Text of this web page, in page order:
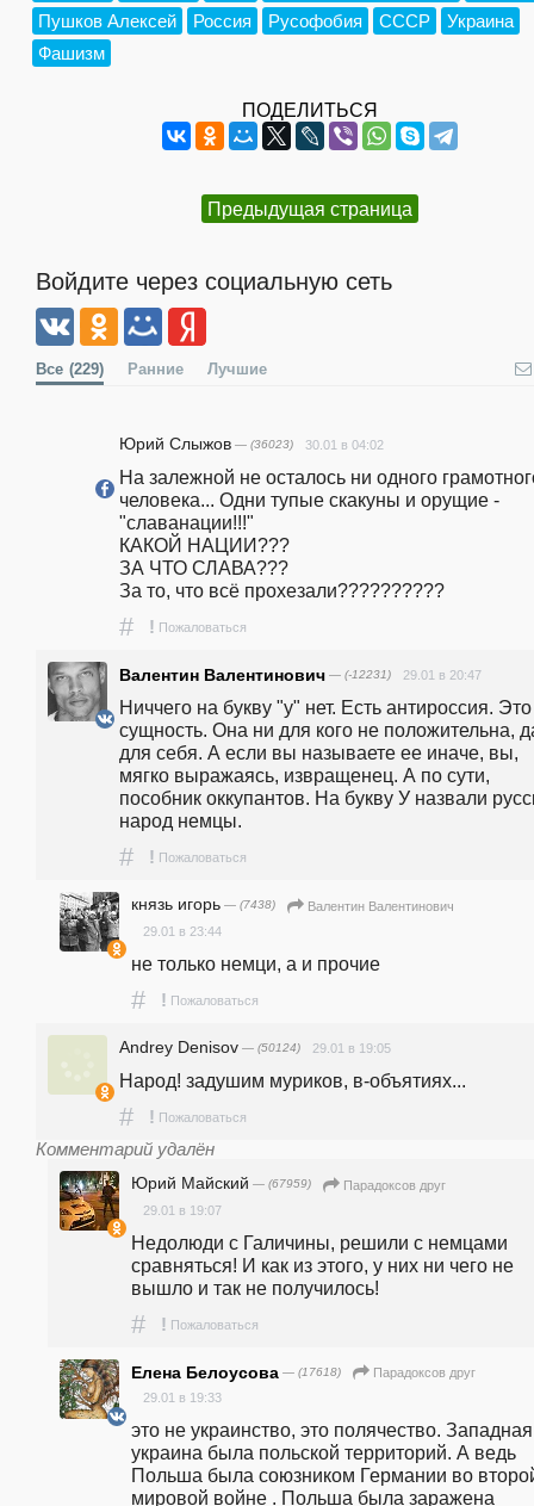
Пушков Алексей
Россия Русофобия СССР
Украина
Фашизм
ПОДЕЛИТЬСЯ
Предыдущая страница
Войдите через социальную сеть
Все (229) Ранние Лучшие
Юрий Слыжов — (36023) 30.01 в 04:02
На залежной не осталось ни одного
человека... Одни тупые скакуны и орущие -
"славанации!!!"
КАКОЙ НАЦИИ???
ЗА ЧТО СЛАВА???
За то, что всё прохезали??????????
# ! Пожаловаться
Валентин Валентинович — (-12231) 29.01 в 20:47
Ниччего на букву "у" нет. Есть антироссия.
сущность. Она ни для кого не положительна,
для себя. А если вы называете ее иначе, вы,
мягко выражаясь, извращенец. А по сути,
пособник оккупантов. На букву У назвали
народ немцы.
# ! Пожаловаться
князь игорь — (7438)
Валентин Валентинович
29.01 в 23:44
не только немци, а и прочие
# ! Пожаловаться
Andrey Denisov — (50124) 29.01 в 19:05
Народ! задушим муриков, в-объятиях...
# ! Пожаловаться
Комментарий удалён
Юрий Майский — (67959)
Парадоксов друг
29.01 в 19:07
Недолюди с Галичины, решили с немцами
сравняться! И как из этого, у них ни чего не
вышло и так не получилось!
# ! Пожаловаться
Елена Белоусова — (17618)
Парадоксов друг
29.01 в 19:33
это не украинство, это полячество. Западная
украина была польской территорий. А ведь
Польша была союзником Германии во
мировой войне . Польша была заражена